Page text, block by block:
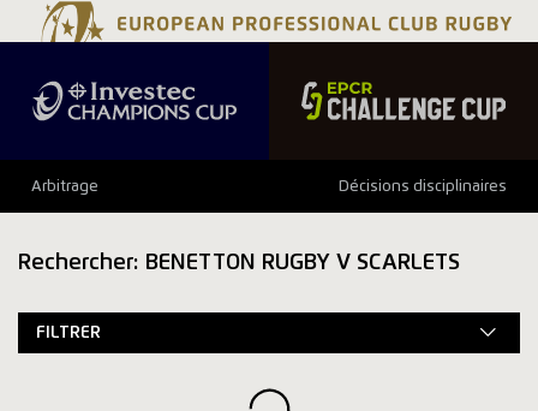
Arbitrage Décisions disciplinaires
Rechercher: BENETTON RUGBY V SCARLETS
FILTRER